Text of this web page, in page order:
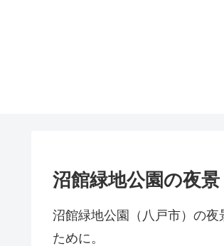
沼館緑地公園の夜
沼館緑地公園（八戸市）の
ために。